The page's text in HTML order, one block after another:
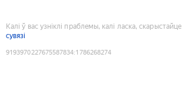
Калі ў вас узніклі праблемы, калі ласка, скарыстайце
сувязі
9193970227675587834:1786268274